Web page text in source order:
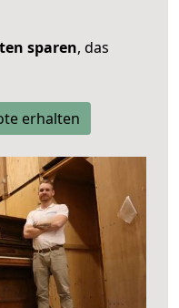
sparen, das
erhalten